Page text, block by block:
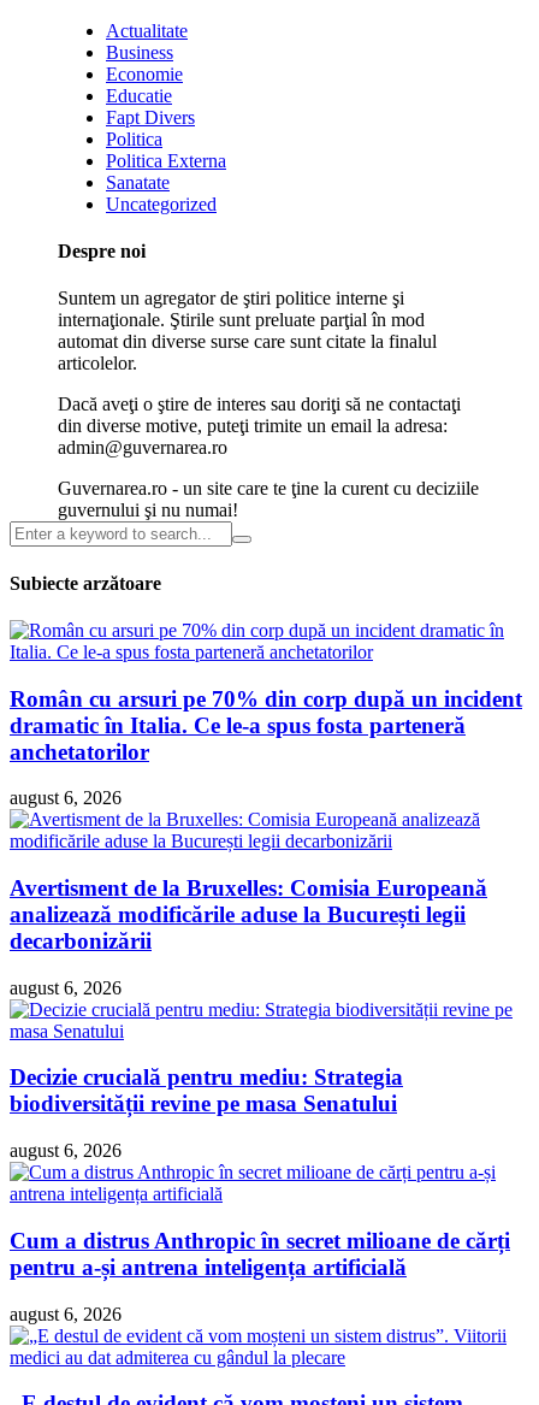
Actualitate
Business
Economie
Educatie
Fapt Divers
Politica
Politica Externa
Sanatate
Uncategorized
Despre noi
Suntem un agregator de ştiri politice interne şi
internaţionale. Ştirile sunt preluate parţial în mod
automat din diverse surse care sunt citate la finalul
articolelor.
Dacă aveţi o ştire de interes sau doriţi să ne contactaţi
din diverse motive, puteţi trimite un email la adresa:
admin@guvernarea.ro
Guvernarea.ro - un site care te ţine la curent cu deciziile
guvernului şi nu numai!
Subiecte arzătoare
Român cu arsuri pe 70% din corp după un incident
dramatic în Italia. Ce le-a spus fosta parteneră
anchetatorilor
august 6, 2026
Avertisment de la Bruxelles: Comisia Europeană
analizează modificările aduse la București legii
decarbonizării
august 6, 2026
Decizie crucială pentru mediu: Strategia
biodiversității revine pe masa Senatului
august 6, 2026
Cum a distrus Anthropic în secret milioane de cărți
pentru a-și antrena inteligența artificială
august 6, 2026